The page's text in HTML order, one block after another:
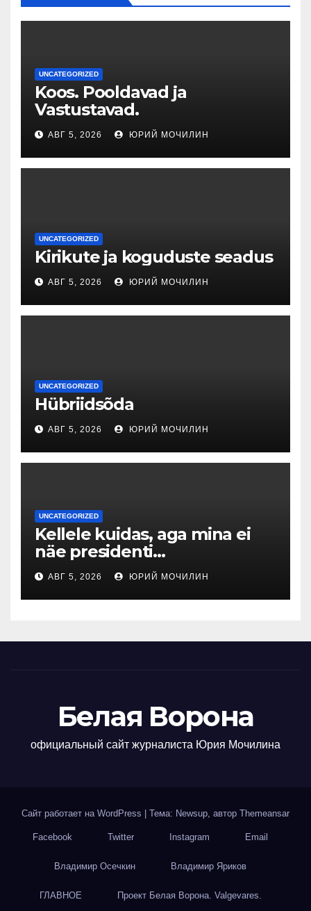
UNCATEGORIZED
Koos. Pooldavad ja
Vastustavad.
АВГ 5, 2026 ЮРИЙ МОЧИЛИН
UNCATEGORIZED
Kirikute ja koguduste seadus
АВГ 5, 2026 ЮРИЙ МОЧИЛИН
UNCATEGORIZED
Hübriidsõda
АВГ 5, 2026 ЮРИЙ МОЧИЛИН
UNCATEGORIZED
Kellele kuidas, aga mina ei
näe presidenti…
АВГ 5, 2026 ЮРИЙ МОЧИЛИН
Белая Ворона
официальный сайт журналиста Юрия Мочилина
Сайт работает на WordPress Тема: Newsup, автор Themeansar
Facebook Twitter Instagram Email
Владимир Осечкин Владимир Яриков
ГЛАВНОЕ Проект Белая Ворона. Valgevares.